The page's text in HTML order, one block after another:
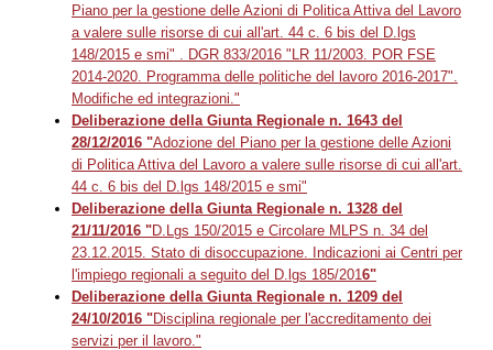
Piano per la gestione delle Azioni di Politica Attiva del Lavoro
a valere sulle risorse di cui all'art. 44 c. 6 bis del D.lgs
148/2015 e smi" . DGR 833/2016 "LR 11/2003. POR FSE
2014-2020. Programma delle politiche del lavoro 2016-2017".
Modifiche ed integrazioni."
Deliberazione della Giunta Regionale n. 1643 del
28/12/2016 "Adozione del Piano per la gestione delle Azioni
di Politica Attiva del Lavoro a valere sulle risorse di cui all'art.
44 c. 6 bis del D.lgs 148/2015 e smi"
Deliberazione della Giunta Regionale n. 1328 del
21/11/2016 "D.Lgs 150/2015 e Circolare MLPS n. 34 del
23.12.2015. Stato di disoccupazione. Indicazioni ai Centri per
l'impiego regionali a seguito del D.lgs 185/2016"
Deliberazione della Giunta Regionale n. 1209 del
24/10/2016 "Disciplina regionale per l'accreditamento dei
servizi per il lavoro."